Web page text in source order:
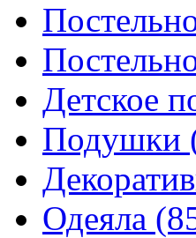
Детское
Подушки
Одеяла